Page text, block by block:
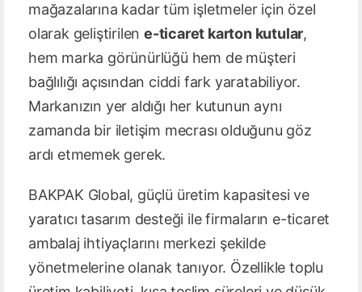
mağazalarına kadar tüm işletmeler için özel
olarak geliştirilene-ticaret karton kutular,
hem marka görünürlüğü hem de müşteri
bağlılığı açısından ciddi fark yaratabiliyor.
Markanızın yer aldığı her kutunun aynı
zamanda bir iletişim mecrası olduğunu göz
ardı etmemek gerek.
BAKPAK Global, güçlü üretim kapasitesi ve
yaratıcı tasarım desteği ile firmaların e-ticaret
ambalaj ihtiyaçlarını merkezi şekilde
yönetmelerine olanak tanıyor. Özellikle toplu